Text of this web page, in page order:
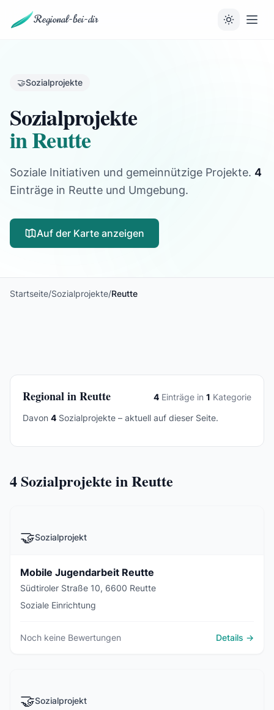
Regional-bei-dir
🤝Sozialprojekte
Sozialprojekte
in Reutte
Soziale Initiativen und gemeinnützige Projekte. 4
Einträge in Reutte und Umgebung.
Auf der Karte anzeigen
Startseite/Sozialprojekte/Reutte
Regional in Reutte 4 Einträge in 1 Kategorie
Davon 4 Sozialprojekte – aktuell auf dieser Seite.
4Sozialprojekte in Reutte
🤝Sozialprojekt
Mobile Jugendarbeit Reutte
Südtiroler Straße 10, 6600 Reutte
Soziale Einrichtung
Noch keine Bewertungen Details →
🤝Sozialprojekt